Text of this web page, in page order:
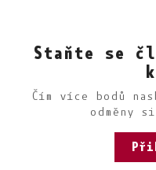
Staňte se
Čím více bodů
odměny